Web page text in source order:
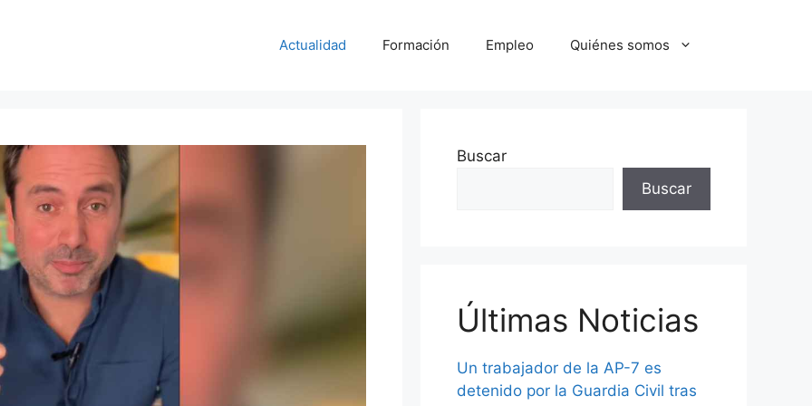
Actualidad Formación Empleo Quiénes somos
Buscar
Buscar
Últimas Noticias
Un trabajador de la AP-7 es
detenido por la Guardia Civil tras